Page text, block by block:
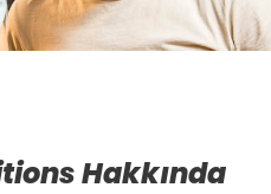
Hakkında